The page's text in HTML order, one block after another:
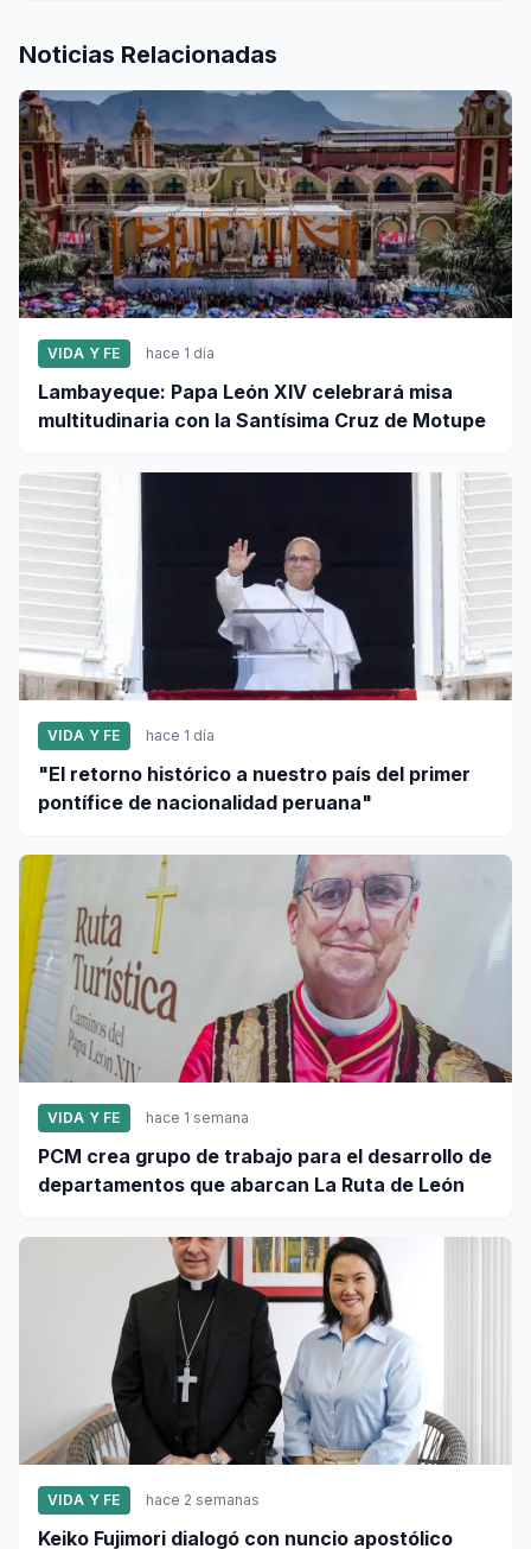
Noticias Relacionadas
VIDA Y FE hace 1 día
Lambayeque: Papa León XIV celebrará misa
multitudinaria con la Santísima Cruz de Motupe
VIDA Y FE hace 1 día
"El retorno histórico a nuestro país del primer
pontífice de nacionalidad peruana"
VIDA Y FE hace 1 semana
PCM crea grupo de trabajo para el desarrollo de
departamentos que abarcan La Ruta de León
VIDA Y FE hace 2 semanas
Keiko Fujimori dialogó con nuncio apostólico